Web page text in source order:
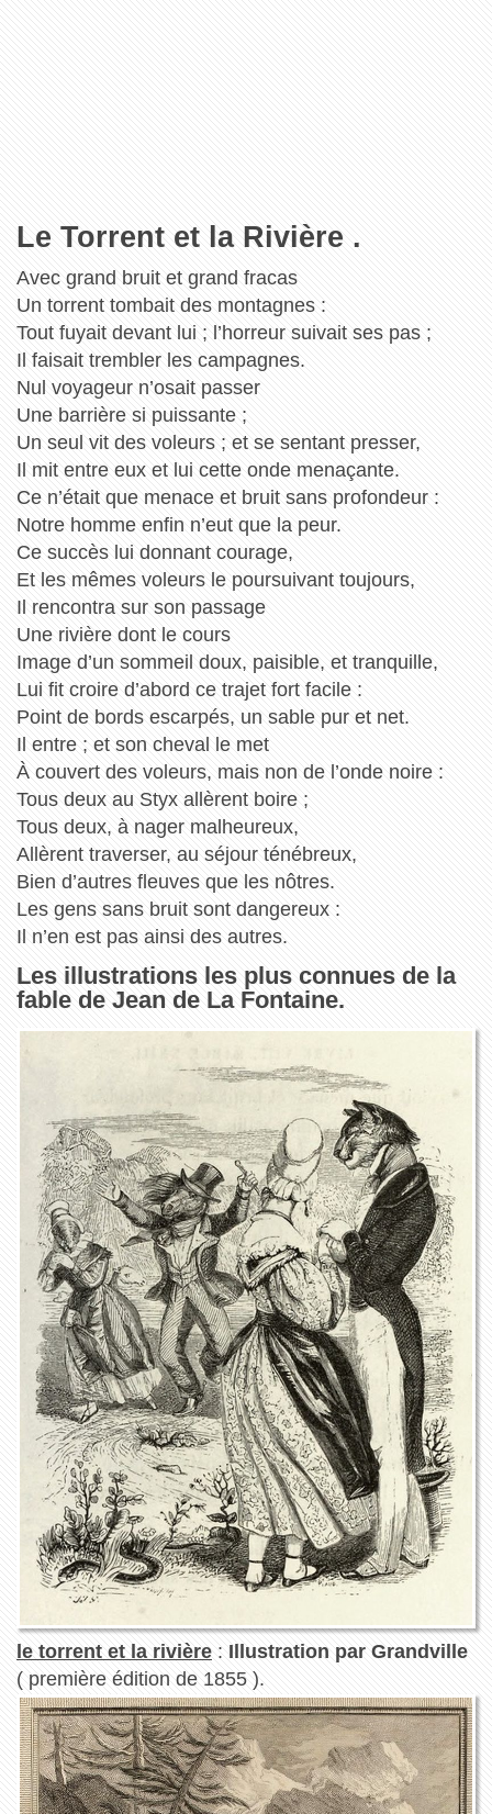
Le Torrent et la Rivière .
Avec grand bruit et grand fracas
Un torrent tombait des montagnes :
Tout fuyait devant lui ; l’horreur suivait ses pas ;
Il faisait trembler les campagnes.
Nul voyageur n’osait passer
Une barrière si puissante ;
Un seul vit des voleurs ; et se sentant presser,
Il mit entre eux et lui cette onde menaçante.
Ce n’était que menace et bruit sans profondeur :
Notre homme enfin n’eut que la peur.
Ce succès lui donnant courage,
Et les mêmes voleurs le poursuivant toujours,
Il rencontra sur son passage
Une rivière dont le cours
Image d’un sommeil doux, paisible, et tranquille,
Lui fit croire d’abord ce trajet fort facile :
Point de bords escarpés, un sable pur et net.
Il entre ; et son cheval le met
À couvert des voleurs, mais non de l’onde noire :
Tous deux au Styx allèrent boire ;
Tous deux, à nager malheureux,
Allèrent traverser, au séjour ténébreux,
Bien d’autres fleuves que les nôtres.
Les gens sans bruit sont dangereux :
Il n’en est pas ainsi des autres.
Les illustrations les plus connues de la
fable de Jean de La Fontaine.
le torrent et la rivière: Illustration par Grandville
( première édition de 1855 ).